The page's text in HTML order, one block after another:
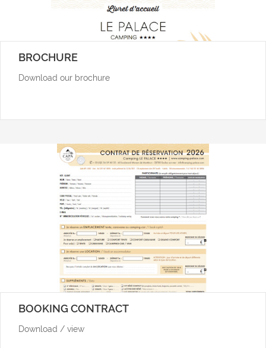
BROCHURE
Download our brochure
BOOKING CONTRACT
Download / view